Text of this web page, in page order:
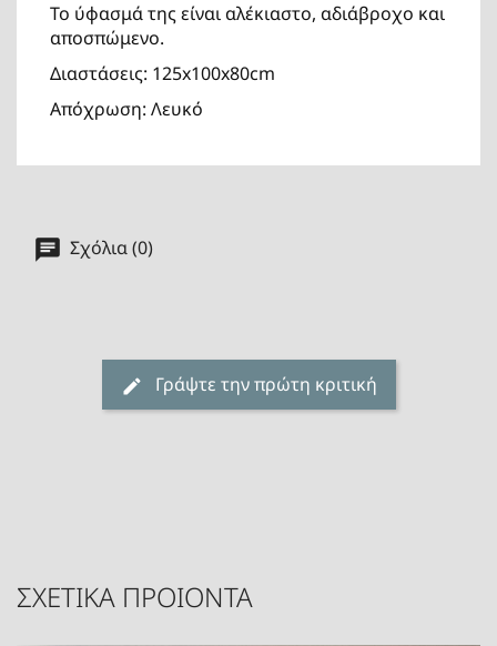
Το ύφασμά της είναι αλέκιαστο, αδιάβροχο και
αποσπώμενο.
Διαστάσεις: 125x100x80cm
Απόχρωση: Λευκό
Σχόλια (0)
Γράψτε την πρώτη κριτική
ΣΧΕΤΙΚΑ ΠΡΟΙΟΝΤΑ